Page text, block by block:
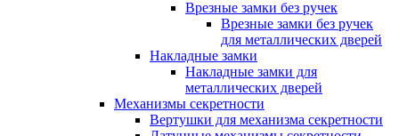
Врезные замки без ручек
Врезные замки без ручек
для металлических дверей
Накладные замки
Накладные замки для
металлических дверей
Механизмы секретности
Вертушки для механизма секретности